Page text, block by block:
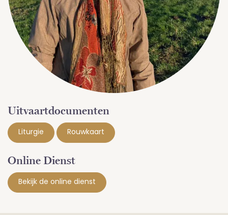
Uitvaartdocumenten
Liturgie Rouwkaart
Online Dienst
Bekijk de online dienst